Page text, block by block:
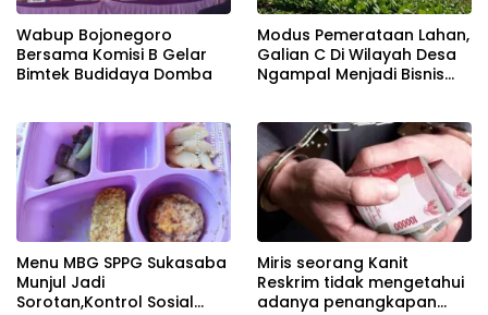
Wabup Bojonegoro
Bersama Komisi B Gelar
Bimtek Budidaya Domba
Modus Pemerataan Lahan,
Galian C Di Wilayah Desa
Ngampal Menjadi Bisnis
Menu MBG SPPG Sukasaba
Munjul Jadi
Sorotan,Kontrol Sosial
Miris seorang Kanit
Reskrim tidak mengetahui
adanya penangkapan